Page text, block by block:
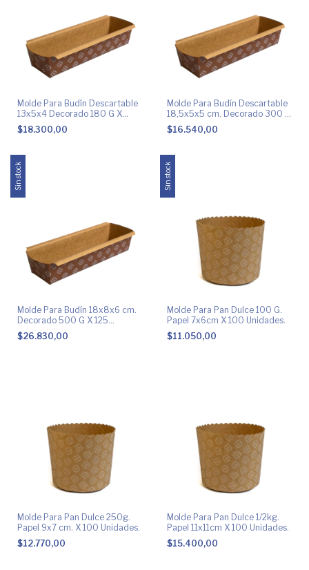
Molde Para Budín Descartable
13x5x4 Decorado 180 G X
100unid
$18.300,00
Molde Para Budín Descartable
18,5x5x5 cm. Decorado 300 G
X 100 unidades
$16.540,00
Sin stock
Molde Para Budín 18x8x6 cm.
Decorado 500 G X 125
unidades
$26.830,00
Sin stock
Molde Para Pan Dulce 100 G.
Papel 7x6cm X 100 Unidades.
$11.050,00
Molde Para Pan Dulce 250g.
Papel 9x7 cm. X 100 Unidades.
$12.770,00
Molde Para Pan Dulce 1/2kg.
Papel 11x11cm X 100 Unidades.
$15.400,00